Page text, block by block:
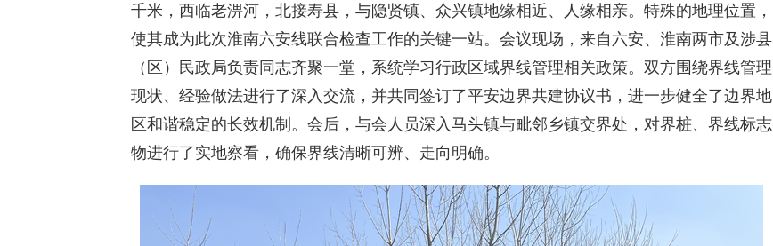
千米，西临老淠河，北接寿县，与隐贤镇、众兴镇地缘相近、人缘相亲。特殊的地理位置，
使其成为此次淮南六安线联合检查工作的关键一站。会议现场，来自六安、淮南两市及涉县
（区）民政局负责同志齐聚一堂，系统学习行政区域界线管理相关政策。双方围绕界线管理
现状、经验做法进行了深入交流，并共同签订了平安边界共建协议书，进一步健全了边界地
区和谐稳定的长效机制。会后，与会人员深入马头镇与毗邻乡镇交界处，对界桩、界线标志
物进行了实地察看，确保界线清晰可辨、走向明确。